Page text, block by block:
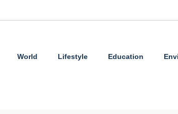
World Lifestyle Education